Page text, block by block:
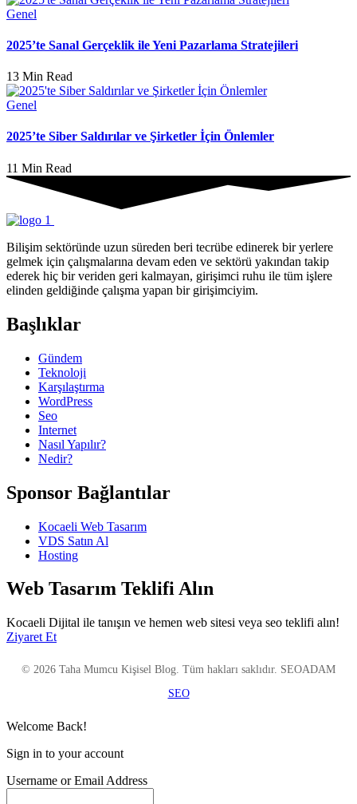
Genel
2025’te Sanal Gerçeklik ile Yeni Pazarlama Stratejileri
13 Min Read
Genel
2025’te Siber Saldırılar ve Şirketler İçin Önlemler
11 Min Read
Bilişim sektöründe uzun süreden beri tecrübe edinerek bir yerlere
gelmek için çalışmalarına devam eden ve sektörü yakından takip
ederek hiç bir veriden geri kalmayan, girişimci ruhu ile tüm işlere
elinden geldiğinde çalışma yapan bir girişimciyim.
Başlıklar
Gündem
Teknoloji
Karşılaştırma
WordPress
Seo
Internet
Nasıl Yapılır?
Nedir?
Sponsor Bağlantılar
Kocaeli Web Tasarım
VDS Satın Al
Hosting
Web Tasarım Teklifi Alın
Kocaeli Dijital ile tanışın ve hemen web sitesi veya seo teklifi alın!
Ziyaret Et
© 2026 Taha Mumcu Kişisel Blog. Tüm hakları saklıdır. SEOADAM
SEO
Welcome Back!
Sign in to your account
Username or Email Address